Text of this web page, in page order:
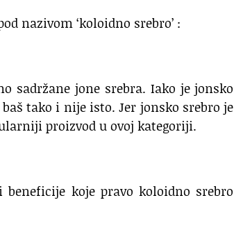
nazivom ‘koloidno srebro’ :
sadržane jone srebra. Iako je jonsko
tako i nije isto. Jer jonsko srebro je
proizvod u ovoj kategoriji.
koje pravo koloidno srebro